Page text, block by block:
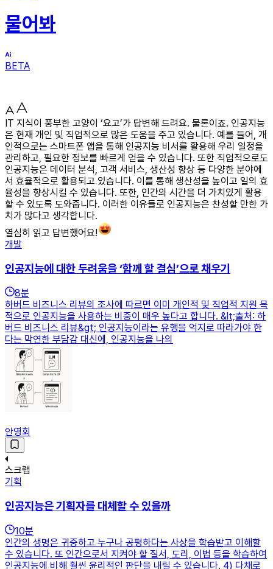
물어봐
BETA
IT 지식이 풍부한 고양이 ‘요고’가 답변해 드려요. 물론이죠. 인공지능
은 현재 개인 및 직업적으로 많은 도움을 주고 있습니다. 예를 들어, 개
인적으로는 스마트폰 앱을 통해 인공지능 비서를 활용해 우리 일정을
관리하고, 필요한 정보를 빠르게 얻을 수 있습니다. 또한 직업적으로도
인공지능은 데이터 분석, 고객 서비스, 생산성 향상 등 다양한 분야에
서 효율적으로 활용되고 있습니다. 이를 통해 생산성을 높이고 일의 효
율성을 향상시킬 수 있습니다. 또한, 인간의 시간을 더 가치있게 활용
할 수 있도록 도와줍니다. 이러한 이유들로 인공지능은 찬성할 만한 가
치가 많다고 생각합니다.
열심히 읽고 답변했어요!
개발
인공지능에 대한 두려움을 ‘함께 할 결심’으로 채우기
8분
하버드 비즈니스 리뷰의 조사에 따르면 이미 개인적 및 직업적 지원 목
적으로 인공지능을 사용하는 비중이 매우 높다고 합니다. &lt;출처: 하
버드 비즈니스 리뷰&gt; 인공지능이라는 유행을 억지로 따라가야 한
다는 막연한 부담감 대신에, 인공지능을 나의
안영회
스크랩
기획
인공지능은 기획자를 대체할 수 있을까
10분
인간의 생명은 귀중하고 누구나 공평하다는 사상을 학습받고 이해할
수 있습니다. 또 인간으로서 지켜야 할 질서, 도리, 이법 등을 학습하여
인공지능에 비해 훨씬 윤리적인 판단을 내릴 수 있습니다. 4) 다채로